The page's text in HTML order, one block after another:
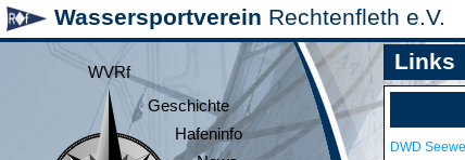
Wassersportverein Rechtenfleth e.V.
WVRf
Geschichte
Hafeninfo
Links
DWD